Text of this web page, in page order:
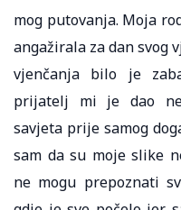
mog putovanja. Moja
angažirala za dan svog
vjenčanja bilo je
prijatelj mi je dao
savjeta prije samog
sam da su moje slike
ne mogu prepoznati